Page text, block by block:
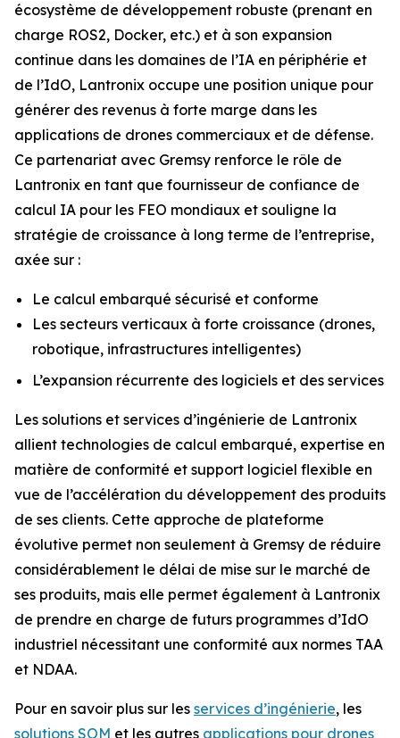
écosystème de développement robuste (prenant en
charge ROS2, Docker, etc.) et à son expansion
continue dans les domaines de l’IA en périphérie et
de l’IdO, Lantronix occupe une position unique pour
générer des revenus à forte marge dans les
applications de drones commerciaux et de défense.
Ce partenariat avec Gremsy renforce le rôle de
Lantronix en tant que fournisseur de confiance de
calcul IA pour les FEO mondiaux et souligne la
stratégie de croissance à long terme de l’entreprise,
axée sur :
Le calcul embarqué sécurisé et conforme
Les secteurs verticaux à forte croissance (drones,
robotique, infrastructures intelligentes)
L’expansion récurrente des logiciels et des services
Les solutions et services d’ingénierie de Lantronix
allient technologies de calcul embarqué, expertise en
matière de conformité et support logiciel flexible en
vue de l’accélération du développement des produits
de ses clients. Cette approche de plateforme
évolutive permet non seulement à Gremsy de réduire
considérablement le délai de mise sur le marché de
ses produits, mais elle permet également à Lantronix
de prendre en charge de futurs programmes d’IdO
industriel nécessitant une conformité aux normes TAA
et NDAA.
Pour en savoir plus sur les services d’ingénierie, les
solutions SOM et les autres applications pour drones